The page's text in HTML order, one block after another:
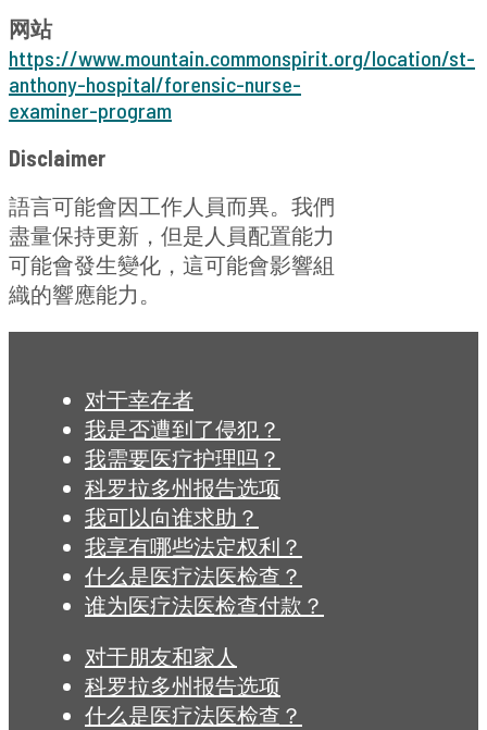
网站
https://www.mountain.commonspirit.org/location/st-
anthony-hospital/forensic-nurse-
examiner-program
Disclaimer
語言可能會因工作人員而異。我們
盡量保持更新，但是人員配置能力
可能會發生變化，這可能會影響組
織的響應能力。
对于幸存者
我是否遭到了侵犯？
我需要医疗护理吗？
科罗拉多州报告选项
我可以向谁求助？
我享有哪些法定权利？
什么是医疗法医检查？
谁为医疗法医检查付款？
对于朋友和家人
科罗拉多州报告选项
什么是医疗法医检查？